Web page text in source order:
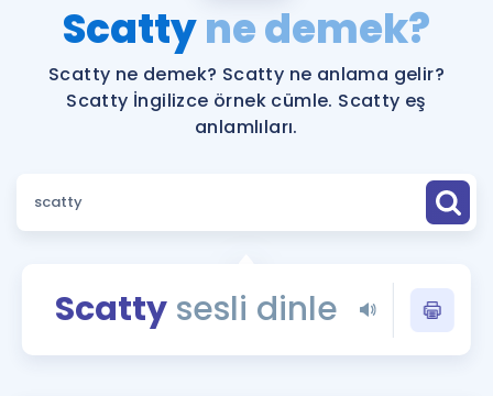
Şifremi Hatırlamıyorum
ÜYE DEĞİLİM
Katılımcı Görüşleri
Faydalı Araçlar
Sözlük
Rehberlik Aracı
ÖSYM Sınav Takvimi
Hakkımızda
Scattyne demek?
Scatty ne demek? Scatty ne anlama gelir?
Scatty İngilizce örnek cümle. Scatty eş
anlamlıları.
Scattysesli dinle